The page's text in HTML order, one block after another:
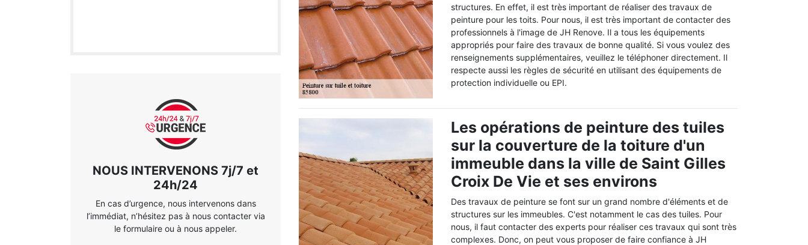
NOUS INTERVENONS 7j/7 et
24h/24
En cas d’urgence, nous intervenons dans
l’immédiat, n’hésitez pas à nous contacter via
le formulaire ou à nous appeler.
structures. En effet, il est très important de réaliser des travaux de
peinture pour les toits. Pour nous, il est très important de contacter des
professionnels à l'image de JH Renove. Il a tous les équipements
appropriés pour faire des travaux de bonne qualité. Si vous voulez des
renseignements supplémentaires, veuillez le téléphoner directement. Il
respecte aussi les règles de sécurité en utilisant des équipements de
protection individuelle ou EPI.
Les opérations de peinture des tuiles
sur la couverture de la toiture d'un
immeuble dans la ville de Saint Gilles
Croix De Vie et ses environs
Des travaux de peinture se font sur un grand nombre d'éléments et de
structures sur les immeubles. C'est notamment le cas des tuiles. Pour
nous, il faut contacter des experts pour réaliser ces travaux qui sont très
complexes. Donc, on peut vous proposer de faire confiance à JH